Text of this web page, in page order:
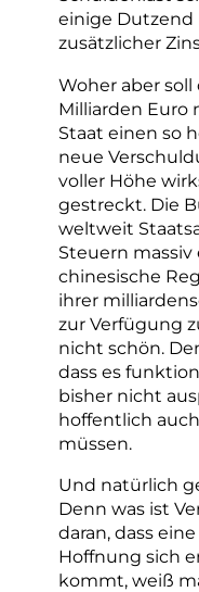
einige Dutzend
zusätzlicher
Woher aber
Milliarden Euro
Staat einen so
neue
voller Höhe
gestreckt. Die
weltweit
Steuern
chinesische
ihrer
zur Verfügung
nicht schön.
dass es
bisher nicht
hoffentlich
müssen.
Und natürlich
Denn was ist
daran, dass
Hoffnung sich
kommt, weiß